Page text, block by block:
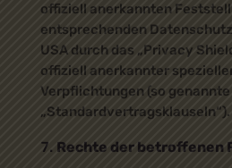
offiziell anerkannten
entsprechenden
USA durch das „Privacy
offiziell anerkannter
Verpflichtungen (so genannte
„Standardvertragsklauseln“).
Rechte der betroffenen